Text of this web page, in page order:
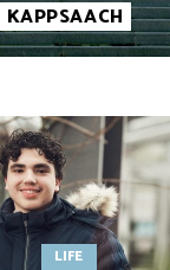
KAPPSAACH
LIFE